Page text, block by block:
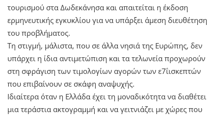
τουρισμού στα Δωδεκάνησα και απαιτείται η έκδοση
ερμηνευτικής εγκυκλίου για να υπάρξει άμεση διευθέτηση
του προβλήματος.
Τη στιγμή, μάλιστα, που σε άλλα νησιά της Ευρώπης, δεν
υπάρχει η ίδια αντιμετώπιση και τα τελωνεία προχωρούν
στη σφράγιση των τιμολογίων αγορών των ε7ΐισκεπτών
που επιβαίνουν σε σκάφη αναψυχής.
Ιδιαίτερα όταν η Ελλάδα έχει τη μοναδικότητα να διαθέτει
μια τεράστια ακτογραμμή και να γειτνιάζει με χώρες που